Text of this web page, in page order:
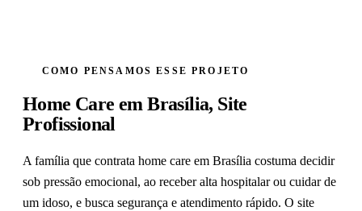
COMO PENSAMOS ESSE PROJETO
Home Care em Brasília, Site
Profissional
A família que contrata home care em Brasília costuma decidir
sob pressão emocional, ao receber alta hospitalar ou cuidar de
um idoso, e busca segurança e atendimento rápido. O site